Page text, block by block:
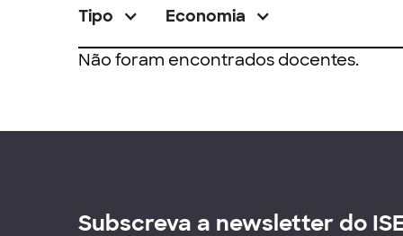
Tipo Economia
Não foram encontrados docentes.
Subscreva a newsletter do